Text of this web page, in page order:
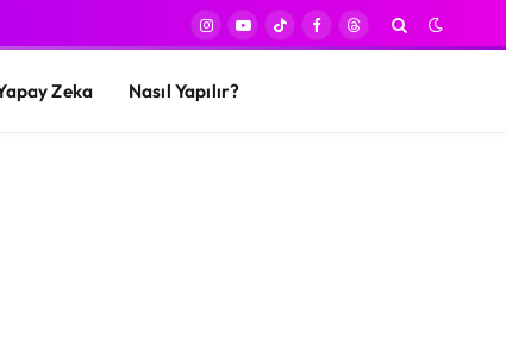
Instagram
YouTube
TikTokFacebook
Threads
Zeka Nasıl Yapılır?